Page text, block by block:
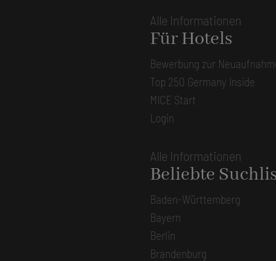
Alle Informationen
Für Hotels
Bewerbung zur
Top 250 Germany Inside
MICE Start
Login
Alle Informationen
Beliebte
Baden-Württemberg
Bayern
Berlin
Brandenburg